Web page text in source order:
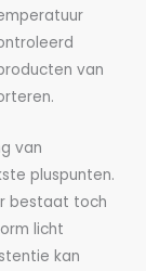
van
van
pluspunten.
bestaat toch
licht
kan